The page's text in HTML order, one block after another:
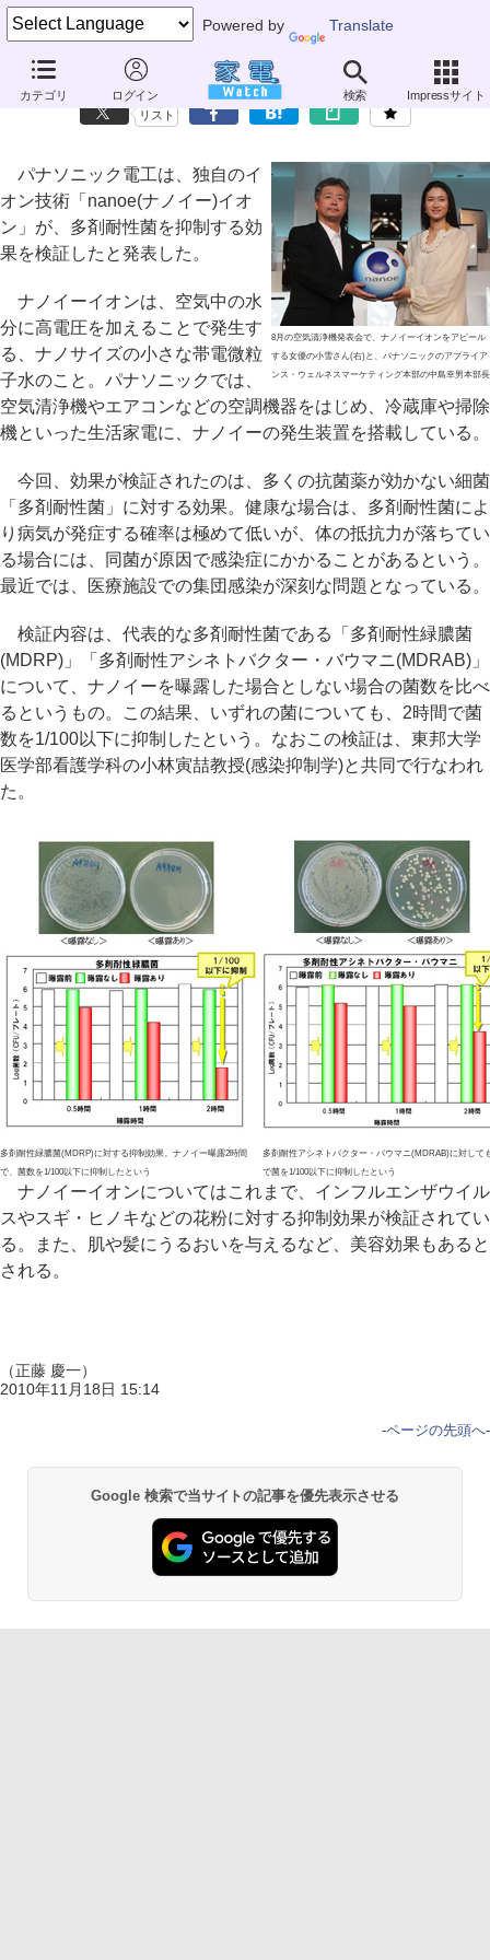
Powered by Translate
カテゴリ ログイン 検索 Impressサイト
パナソニックの「ナノイー」イオン、多剤耐性菌の抑制に効果
リスト
8月の空気清浄機発表会で、ナノイーイオンをアピール
する女優の小雪さん(右)と、パナソニックのアプライア
ンス・ウェルネスマーケティング本部の中島幸男本部長
パナソニック電工は、独自のイ
オン技術「nanoe(ナノイー)イオ
ン」が、多剤耐性菌を抑制する効
果を検証したと発表した。
ナノイーイオンは、空気中の水
分に高電圧を加えることで発生す
る、ナノサイズの小さな帯電微粒
子水のこと。パナソニックでは、
空気清浄機やエアコンなどの空調機器をはじめ、冷蔵庫や掃除
機といった生活家電に、ナノイーの発生装置を搭載している。
今回、効果が検証されたのは、多くの抗菌薬が効かない細菌
「多剤耐性菌」に対する効果。健康な場合は、多剤耐性菌によ
り病気が発症する確率は極めて低いが、体の抵抗力が落ちてい
る場合には、同菌が原因で感染症にかかることがあるという。
最近では、医療施設での集団感染が深刻な問題となっている。
検証内容は、代表的な多剤耐性菌である「多剤耐性緑膿菌
(MDRP)」「多剤耐性アシネトバクター・バウマニ(MDRAB)」
について、ナノイーを曝露した場合としない場合の菌数を比べ
るというもの。この結果、いずれの菌についても、2時間で菌
数を1/100以下に抑制したという。なおこの検証は、東邦大学
医学部看護学科の小林寅喆教授(感染抑制学)と共同で行なわれ
た。
多剤耐性緑膿菌(MDRP)に対する抑制効果。ナノイー曝露2時間
で、菌数を1/100以下に抑制したという
多剤耐性アシネトバクター・バウマニ(MDRAB)に対して
で菌を1/100以下に抑制したという
ナノイーイオンについてはこれまで、インフルエンザウイル
スやスギ・ヒノキなどの花粉に対する抑制効果が検証されてい
る。また、肌や髪にうるおいを与えるなど、美容効果もあると
される。
（正藤 慶一）
2010年11月18日 15:14
-ページの先頭へ-
Google 検索で当サイトの記事を優先表示させる